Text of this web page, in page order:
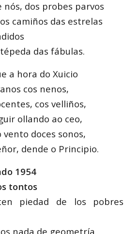
nós, dos probes parvos
camiños das estrelas
das fábulas.
a hora do Xuicio
cos nenos,
cos velliños,
ollando ao ceo,
doces sonos,
dende o Principio.
1954
tontos
piedad de los pobres
nada de geometría